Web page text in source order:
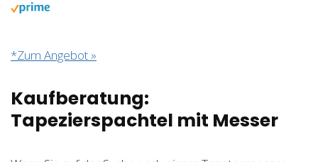
*Zum Angebot »
Kaufberatung:
Tapezierspachtel mit Messer